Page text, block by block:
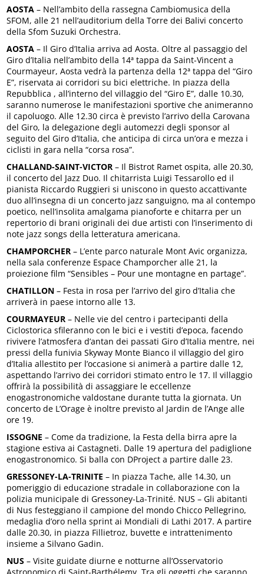
AOSTA – Nell’ambito della rassegna Cambiomusica della
SFOM, alle 21 nell’auditorium della Torre dei Balivi concerto
della Sfom Suzuki Orchestra.
AOSTA – Il Giro d’Italia arriva ad Aosta. Oltre al passaggio del
Giro d’Italia nell’ambito della 14ª tappa da Saint-Vincent a
Courmayeur, Aosta vedrà la partenza della 12ª tappa del “Giro
E”, riservata ai corridori su bici elettriche. In piazza della
Repubblica , all’interno del villaggio del “Giro E”, dalle 10.30,
saranno numerose le manifestazioni sportive che animeranno
il capoluogo. Alle 12.30 circa è previsto l’arrivo della Carovana
del Giro, la delegazione degli automezzi degli sponsor al
seguito del Giro d’Italia, che anticipa di circa un’ora e mezza i
ciclisti in gara nella “corsa rosa”.
CHALLAND-SAINT-VICTOR – Il Bistrot Ramet ospita, alle 20.30,
il concerto del Jazz Duo. Il chitarrista Luigi Tessarollo ed il
pianista Riccardo Ruggieri si uniscono in questo accattivante
duo all’insegna di un concerto jazz sanguigno, ma al contempo
poetico, nell’insolita amalgama pianoforte e chitarra per un
repertorio di brani originali dei due artisti con l’inserimento di
note jazz songs della letteratura americana.
CHAMPORCHER – L’ente parco naturale Mont Avic organizza,
nella sala conferenze Espace Champorcher alle 21, la
proiezione film “Sensibles – Pour une montagne en partage”.
CHATILLON – Festa in rosa per l’arrivo del giro d’Italia che
arriverà in paese intorno alle 13.
COURMAYEUR – Nelle vie del centro i partecipanti della
Ciclostorica sfileranno con le bici e i vestiti d’epoca, facendo
rivivere l’atmosfera d’antan dei passati Giro d’Italia mentre, nei
pressi della funivia Skyway Monte Bianco il villaggio del giro
d’Italia allestito per l’occasione si animerà a partire dalle 12,
aspettando l’arrivo dei corridori stimato entro le 17. Il villaggio
offrirà la possibilità di assaggiare le eccellenze
enogastronomiche valdostane durante tutta la giornata. Un
concerto de L’Orage è inoltre previsto al Jardin de l’Ange alle
ore 19.
ISSOGNE – Come da tradizione, la Festa della birra apre la
stagione estiva ai Castagneti. Dalle 19 apertura del padiglione
enogastronomico. Si balla con DProject a partire dalle 23.
GRESSONEY-LA-TRINITE – In piazza Tache, alle 14.30, un
pomeriggio di educazione stradale in collaborazione con la
polizia municipale di Gressoney-La-Trinité. NUS – Gli abitanti
di Nus festeggiano il campione del mondo Chicco Pellegrino,
medaglia d’oro nella sprint ai Mondiali di Lathi 2017. A partire
dalle 20.30, in piazza Fillietroz, buvette e intrattenimento
insieme a Silvano Gadin.
NUS – Visite guidate diurne e notturne all’Osservatorio